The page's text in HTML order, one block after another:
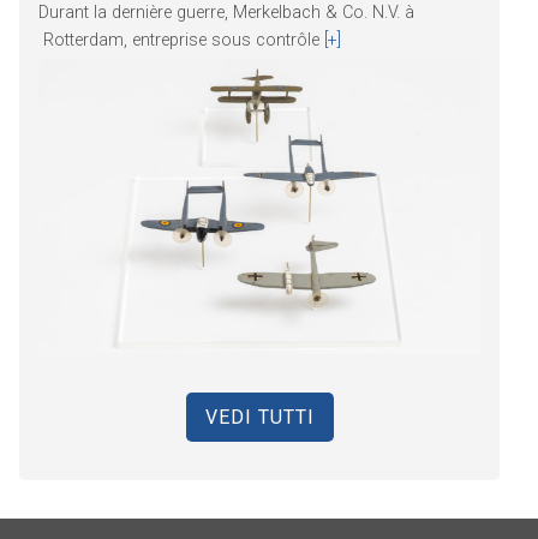
Durant la dernière guerre, Merkelbach & Co. N.V. à
Rotterdam, entreprise sous contrôle [+]
VEDI TUTTI